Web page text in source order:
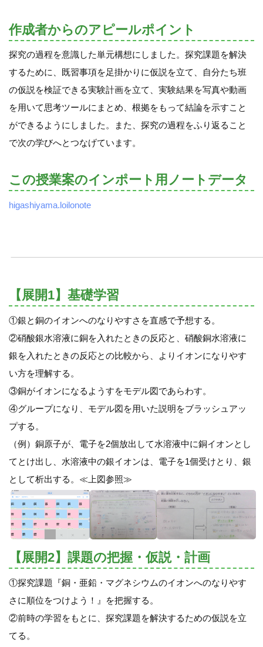
作成者からのアピールポイント
探究の過程を意識した単元構想にしました。探究課題を解決
するために、既習事項を足掛かりに仮説を立て、自分たち班
の仮説を検証できる実験計画を立て、実験結果を写真や動画
を用いて思考ツールにまとめ、根拠をもって結論を示すこと
ができるようにしました。また、探究の過程をふり返ること
で次の学びへとつなげています。
この授業案のインポート用ノートデータ
higashiyama.loilonote
【展開1】基礎学習
①銀と銅のイオンへのなりやすさを直感で予想する。
②硝酸銀水溶液に銅を入れたときの反応と、硝酸銅水溶液に
銀を入れたときの反応との比較から、よりイオンになりやす
い方を理解する。
③銅がイオンになるようすをモデル図であらわす。
④グループになり、モデル図を用いた説明をブラッシュアッ
プする。
（例）銅原子が、電子を2個放出して水溶液中に銅イオンとし
てとけ出し、水溶液中の銀イオンは、電子を1個受けとり、銀
として析出する。≪上図参照≫
【展開2】課題の把握・仮説・計画
①探究課題『銅・亜鉛・マグネシウムのイオンへのなりやす
さに順位をつけよう！』を把握する。
②前時の学習をもとに、探究課題を解決するための仮説を立
てる。